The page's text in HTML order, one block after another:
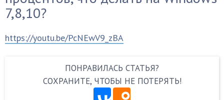
7,8,10?
https://youtu.be/PcNEwV9_zBA
ПОНРАВИЛАСЬ СТАТЬЯ?
СОХРАНИТЕ, ЧТОБЫ НЕ ПОТЕРЯТЬ!